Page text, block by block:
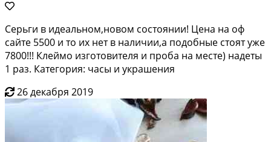
Серьги в идеальном,новом состоянии! Цена на оф
сайте 5500 и то их нет в наличии,а подобные стоят уже
7800!!! Клеймо изготовителя и проба на месте) надеты
1 раз. Категория: часы и украшения
26 декабря 2019